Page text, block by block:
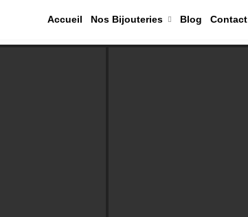
Accueil Nos Bijouteries Blog Contact